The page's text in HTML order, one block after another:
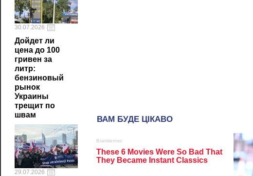
30.07.2026
Дойдет ли
цена до 100
гривен за
литр:
бензиновый
рынок
Украины
трещит по
швам
29.07.2026